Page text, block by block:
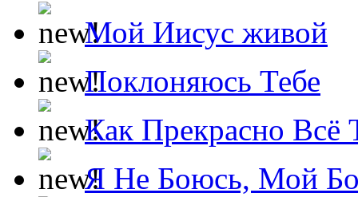
Мой Иисус живой
Поклоняюсь Тебе
Как Прекрасно Всё
Я Не Боюсь, Мой